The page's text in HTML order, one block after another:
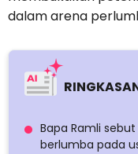
dalam arena
Bapa Ramli
berlumba pada